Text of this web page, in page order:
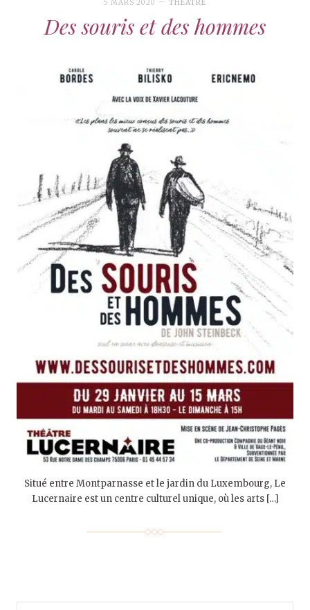
5 MARS 2020 THÉÂTRE
Des souris et des hommes
Situé entre Montparnasse et le jardin du Luxembourg, Le
Lucernaire est un centre culturel unique, où les arts […]